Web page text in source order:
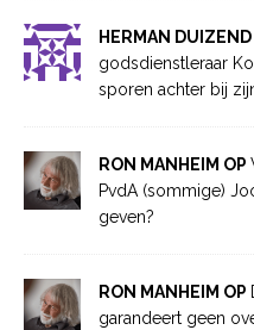
HERMAN DUIZEND
godsdienstleraar
sporen achter bij
RON MANHEIM OP
PvdA (sommige)
geven?
RON MANHEIM OP
garandeert geen